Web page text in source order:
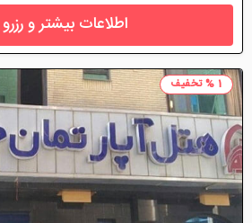
اطلاعات بیشتر و
1 % تخفیف